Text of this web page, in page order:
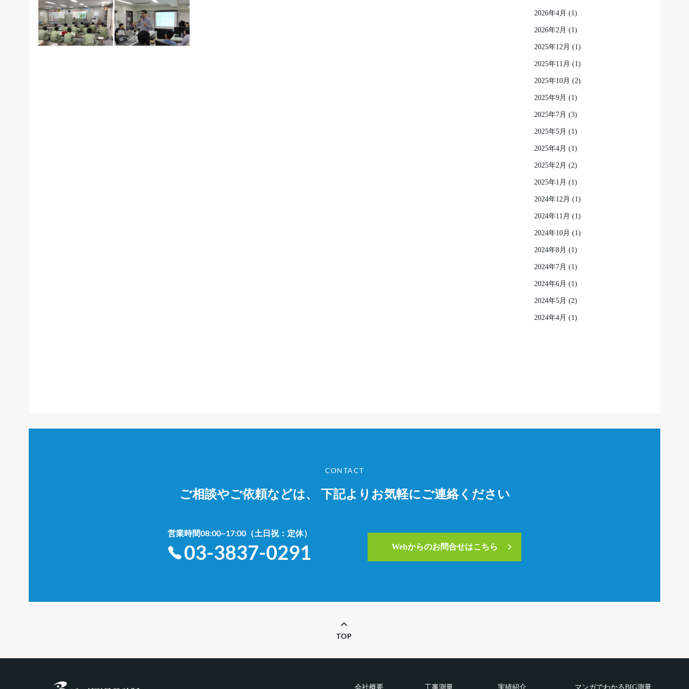
2026年4月 (1)
2026年2月 (1)
2025年12月 (1)
2025年11月 (1)
2025年10月 (2)
2025年9月 (1)
2025年7月 (3)
2025年5月 (1)
2025年4月 (1)
2025年2月 (2)
2025年1月 (1)
2024年12月 (1)
2024年11月 (1)
2024年10月 (1)
2024年8月 (1)
2024年7月 (1)
2024年6月 (1)
2024年5月 (2)
2024年4月 (1)
CONTACT
ご相談やご依頼などは、 下記よりお気軽にご連絡ください
営業時間08:00~17:00（土日祝：定休）
03-3837-0291 Webからのお問合せはこちら
TOP
会社概要 工事測量 実績紹介 マンガでわかるBIG測量